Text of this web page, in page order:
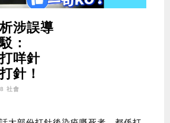
涉誤導
：
咩針
針！
社會